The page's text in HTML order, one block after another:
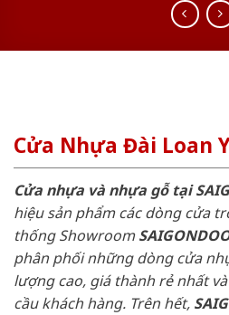
Cửa Nhựa Đài Loan
Cửa nhựa và nhựa gỗ tại
hiệu sản phẩm các dòng cửa
thống Showroom
phân phối những dòng cửa
lượng cao, giá thành rẻ nhất
cầu khách hàng. Trên hết,